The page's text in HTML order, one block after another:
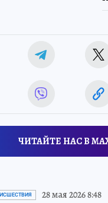
ЧИТАЙТЕ НАС В
28 мая 2026 8:48